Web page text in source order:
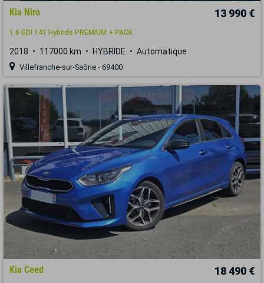
Kia Niro 13 990 €
1.6 GDI 141 Hybride PREMIUM + PACK
2018 117000 km HYBRIDE Automatique
Villefranche-sur-Saône - 69400
Kia Ceed 18 490 €